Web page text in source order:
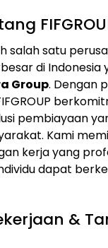
salah satu
di Indonesia
Group. Dengan
pembiayaan
Kami
kerja yang
dapat
&